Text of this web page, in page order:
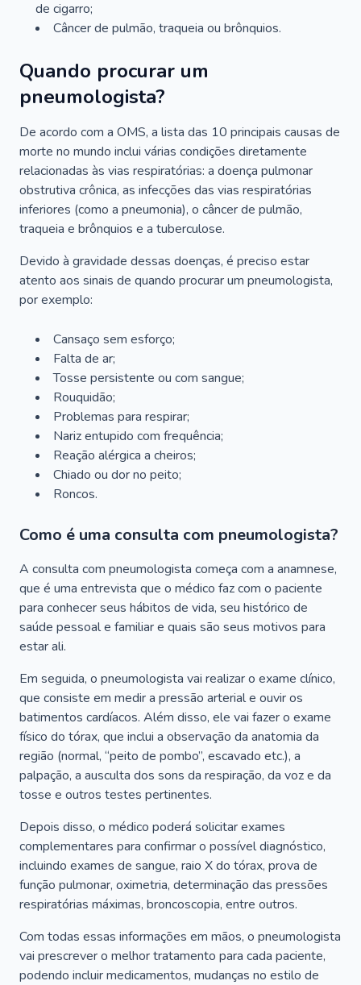
de cigarro;
Câncer de pulmão, traqueia ou brônquios.
Quando procurar um
pneumologista?
De acordo com a OMS, a lista das 10 principais causas de
morte no mundo inclui várias condições diretamente
relacionadas às vias respiratórias: a doença pulmonar
obstrutiva crônica, as infecções das vias respiratórias
inferiores (como a pneumonia), o câncer de pulmão,
traqueia e brônquios e a tuberculose.
Devido à gravidade dessas doenças, é preciso estar
atento aos sinais de quando procurar um pneumologista,
por exemplo:
Cansaço sem esforço;
Falta de ar;
Tosse persistente ou com sangue;
Rouquidão;
Problemas para respirar;
Nariz entupido com frequência;
Reação alérgica a cheiros;
Chiado ou dor no peito;
Roncos.
Como é uma consulta com pneumologista?
A consulta com pneumologista começa com a anamnese,
que é uma entrevista que o médico faz com o paciente
para conhecer seus hábitos de vida, seu histórico de
saúde pessoal e familiar e quais são seus motivos para
estar ali.
Em seguida, o pneumologista vai realizar o exame clínico,
que consiste em medir a pressão arterial e ouvir os
batimentos cardíacos. Além disso, ele vai fazer o exame
físico do tórax, que inclui a observação da anatomia da
região (normal, “peito de pombo”, escavado etc.), a
palpação, a ausculta dos sons da respiração, da voz e da
tosse e outros testes pertinentes.
Depois disso, o médico poderá solicitar exames
complementares para confirmar o possível diagnóstico,
incluindo exames de sangue, raio X do tórax, prova de
função pulmonar, oximetria, determinação das pressões
respiratórias máximas, broncoscopia, entre outros.
Com todas essas informações em mãos, o pneumologista
vai prescrever o melhor tratamento para cada paciente,
podendo incluir medicamentos, mudanças no estilo de